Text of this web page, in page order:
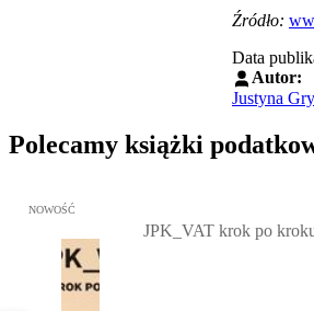
Źródło:
Data
Autor:
Justyna
Polecamy książki
Przejdź do: JPK_VAT krok po kroku
NOWOŚĆ
JPK_VAT krok po